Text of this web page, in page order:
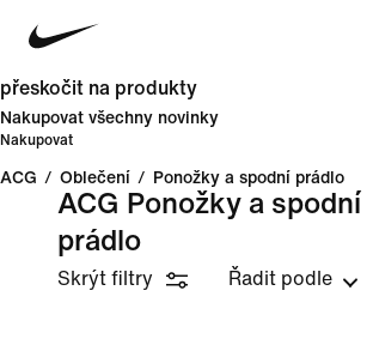
přeskočit na produkty
Nakupovat všechny novinky
Nakupovat
ACG / Oblečení / Ponožky a spodní prádlo
ACG Ponožky a spodní
prádlo
Skrýt filtry Řadit podle